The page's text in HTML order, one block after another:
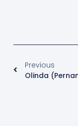
Previous